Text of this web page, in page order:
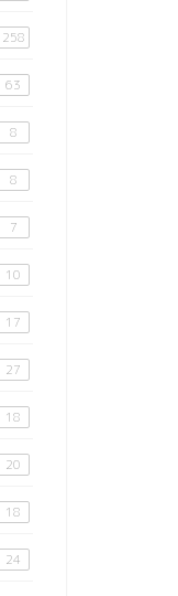
258
63
8
8
7
10
17
27
18
20
18
24